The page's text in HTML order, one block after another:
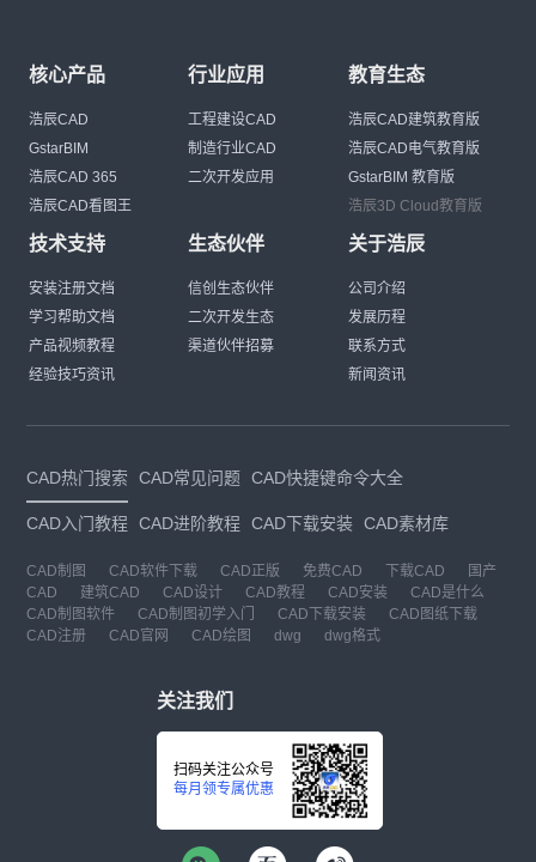
核心产品
浩辰CAD
GstarBIM
浩辰CAD 365
浩辰CAD看图王
行业应用
工程建设CAD
制造行业CAD
二次开发应用
教育生态
浩辰CAD建筑教育版
浩辰CAD电气教育版
GstarBIM 教育版
浩辰3D Cloud教育版
技术支持
安装注册文档
学习帮助文档
产品视频教程
经验技巧资讯
生态伙伴
信创生态伙伴
二次开发生态
渠道伙伴招募
关于浩辰
公司介绍
发展历程
联系方式
新闻资讯
CAD热门搜索 CAD常见问题 CAD快捷键命令大全
CAD入门教程 CAD进阶教程 CAD下载安装 CAD素材库
CAD制图 CAD软件下载 CAD正版 免费CAD 下载CAD
国产
CAD
建筑CAD CAD设计 CAD教程 CAD安装
CAD是什么
CAD制图软件
CAD制图初学入门 CAD下载安装
CAD图纸下载
CAD注册
CAD官网 CAD绘图 dwg dwg格式
关注我们
扫码关注公众号
每月领专属优惠